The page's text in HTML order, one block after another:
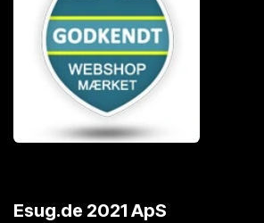
Esug.de 2021 ApS